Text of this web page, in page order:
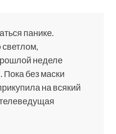
панике.
неделе
Пока без маски
на всякий